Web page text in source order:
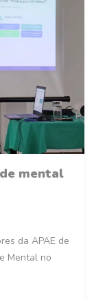
mental
da APAE de
Mental no